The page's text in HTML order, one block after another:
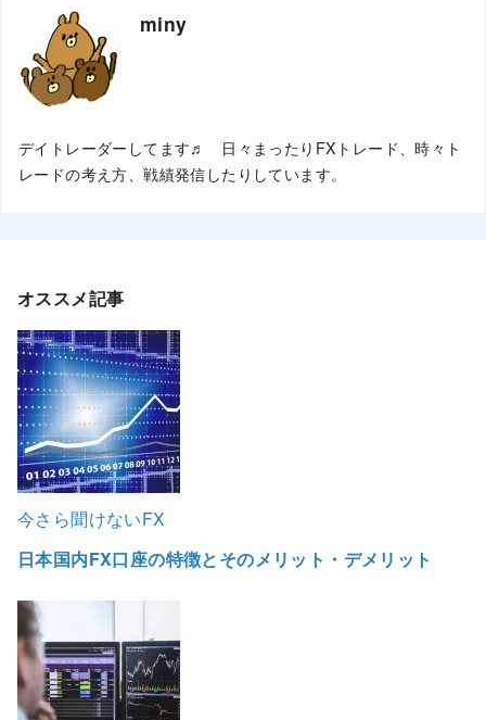
miny
デイトレーダーしてます♬ 日々まったりFXトレード、時々ト
レードの考え方、戦績発信したりしています。
オススメ記事
今さら聞けないFX
日本国内FX口座の特徴とそのメリット・デメリット